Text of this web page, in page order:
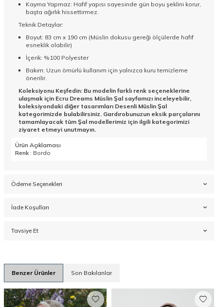
Kayma Yapmaz: Hafif yapısı sayesinde gün boyu şeklini korur,
başta ağırlık hissettirmez.
Teknik Detaylar:
Boyut: 83 cm x 190 cm (Müslin dokusu gereği ölçülerde hafif
esneklik olabilir)
İçerik: %100 Polyester
Bakım: Uzun ömürlü kullanım için yalnızca kuru temizleme
önerilir.
Koleksiyonu Keşfedin: Bu modelin farklı renk seçeneklerine
ulaşmak için Ecru Dreams Müslin Şal sayfamızı inceleyebilir,
koleksiyondaki diğer tasarımları Desenli Müslin Şal
kategorimizde bulabilirsiniz. Gardırobunuzun eksik parçalarını
tamamlayacak tüm Şal modellerimiz için ilgili kategorimizi
ziyaret etmeyi unutmayın.
Ürün Açıklaması
Renk : Bordo
Ödeme Seçenekleri
İade Koşulları
Tavsiye Et
Benzer Ürünler Son Bakılanlar